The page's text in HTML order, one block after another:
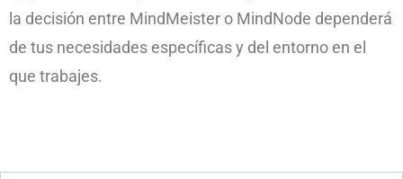
la decisión entre MindMeister o MindNode dependerá
de tus necesidades específicas y del entorno en el
que trabajes.